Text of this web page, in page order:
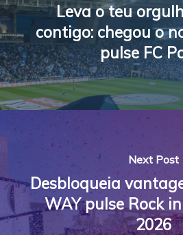
Leva o teu
contigo: chegou o
pulse FC
Next Post
Desbloqueia
WAY pulse Rock
2026